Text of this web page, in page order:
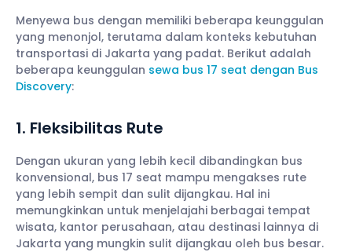
Menyewa bus dengan memiliki beberapa keunggulan
yang menonjol, terutama dalam konteks kebutuhan
transportasi di Jakarta yang padat. Berikut adalah
beberapa keunggulan sewa bus 17 seat dengan Bus
Discovery:
1. Fleksibilitas Rute
Dengan ukuran yang lebih kecil dibandingkan bus
konvensional, bus 17 seat mampu mengakses rute
yang lebih sempit dan sulit dijangkau. Hal ini
memungkinkan untuk menjelajahi berbagai tempat
wisata, kantor perusahaan, atau destinasi lainnya di
Jakarta yang mungkin sulit dijangkau oleh bus besar.